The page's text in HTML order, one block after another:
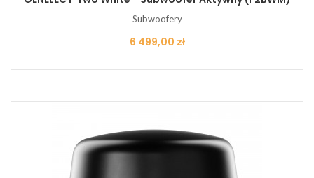
Subwoofery
Cena
6 499,00 zł